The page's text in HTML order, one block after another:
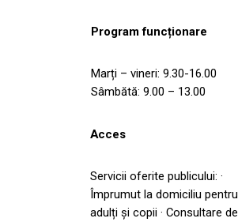
Program funcționare
Marți – vineri: 9.30-16.00
Sâmbătă: 9.00 – 13.00
Acces
Servicii oferite publicului: ·
Împrumut la domiciliu pentru
adulți și copii · Consultare de